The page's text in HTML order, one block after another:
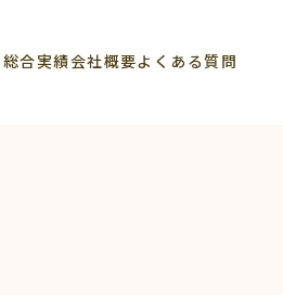
総合実績会社概要よくある質問